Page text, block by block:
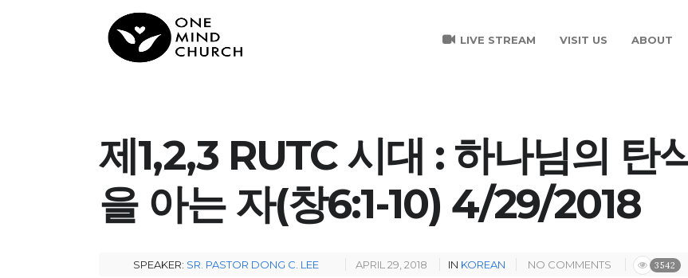
LIVE STREAM VISIT US ABOUT
제1,2,3 RUTC 시대 : 하나님의 탄
을 아는 자(창6:1-10) 4/29/2018
SPEAKER: SR. PASTOR DONG C. LEE APRIL 29, 2018 IN KOREAN NO COMMENTS 3542